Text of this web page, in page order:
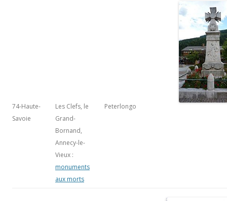
74-Haute-
Savoie
Les Clefs, le
Grand-
Bornand,
Annecy-le-
Vieux :
monuments
aux morts
Peterlongo